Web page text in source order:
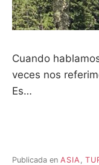
Cuando
veces nos
Es…
Publicada en ASIA